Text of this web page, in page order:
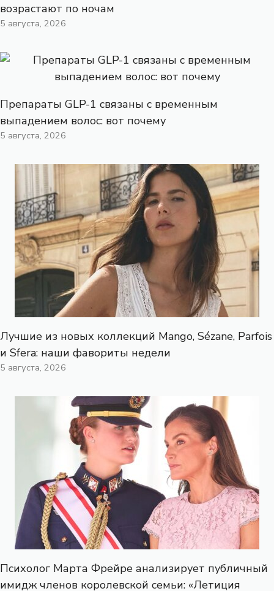
возрастают по ночам
5 августа, 2026
Препараты GLP-1 связаны с временным
выпадением волос: вот почему
5 августа, 2026
Лучшие из новых коллекций Mango, Sézane, Parfois
и Sfera: наши фавориты недели
5 августа, 2026
Психолог Марта Фрейре анализирует публичный
имидж членов королевской семьи: «Летиция